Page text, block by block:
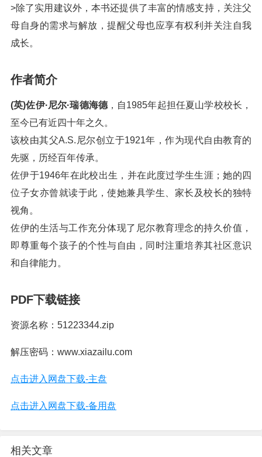
>除了实用建议外，本书还提供了丰富的情感支持，关注父
母自身的需求与解放，提醒父母也应享有权利并关注自我
成长。
作者简介
(英)佐伊·尼尔·瑞德海德 ，自1985年起担任夏山学校校长，
至今已有近四十年之久。
该校由其父A.S.尼尔创立于1921年，作为现代自由教育的
先驱，历经百年传承。
佐伊于1946年在此校出生，并在此度过学生生涯；她的四
位子女亦曾就读于此，使她兼具学生、家长及校长的独特
视角。
佐伊的生活与工作充分体现了尼尔教育理念的持久价值，
即尊重每个孩子的个性与自由，同时注重培养其社区意识
和自律能力。
PDF下载链接
资源名称：51223344.zip
解压密码：www.xiazailu.com
点击进入网盘下载-主盘
点击进入网盘下载-备用盘
相关文章